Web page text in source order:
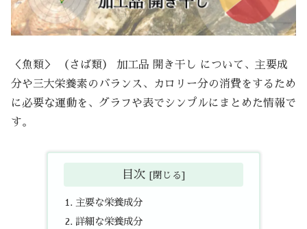
＜魚類＞ （さば類） 加工品 開き干し について、主要成
分や三大栄養素のバランス、カロリー分の消費をするため
に必要な運動を、グラフや表でシンプルにまとめた情報で
す。
目次
主要な栄養成分
詳細な栄養成分